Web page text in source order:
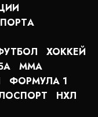
ХОККЕЙ
MMA
ФОРМУЛА 1
НХЛ